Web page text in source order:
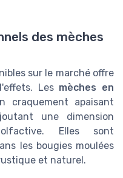
des mèches
sur le marché offre
Les mèches en
craquement apaisant
une dimension
Elles sont
les bougies moulées
et naturel.